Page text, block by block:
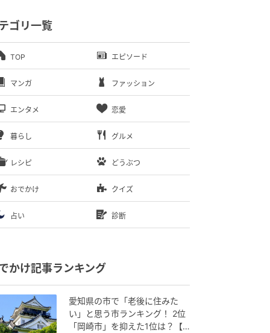
ゴリ一覧
TOP エピソード
マンガ ファッション
エンタメ 恋愛
暮らし グルメ
レシピ どうぶつ
おでかけ クイズ
占い 診断
かけ記事ランキング
愛知県の市で「老後に住みた
い」と思う市ランキング！ 2位
「岡崎市」を抑えた1位は？【2